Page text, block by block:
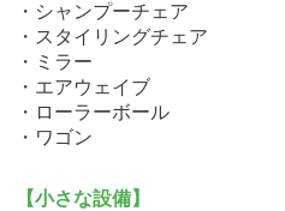
・シャンプーチェア
・スタイリングチェア
・ミラー
・エアウェイブ
・ローラーボール
・ワゴン
【小さな設備】